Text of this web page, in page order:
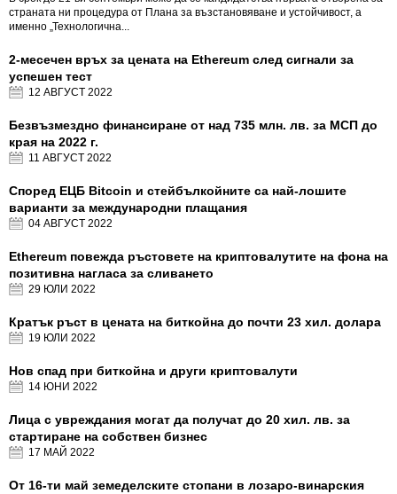
страната ни процедура от Плана за възстановяване и устойчивост, а
именно „Технологична...
2-месечен връх за цената на Ethereum след сигнали за
успешен тест
12 АВГУСТ 2022
Безвъзмездно финансиране от над 735 млн. лв. за МСП до
края на 2022 г.
11 АВГУСТ 2022
Според ЕЦБ Bitcoin и стейбълкойните са най-лошите
варианти за международни плащания
04 АВГУСТ 2022
Ethereum повежда ръстовете на криптовалутите на фона на
позитивна нагласа за сливането
29 ЮЛИ 2022
Кратък ръст в цената на биткойна до почти 23 хил. долара
19 ЮЛИ 2022
Нов спад при биткойна и други криптовалути
14 ЮНИ 2022
Лица с увреждания могат да получат до 20 хил. лв. за
стартиране на собствен бизнес
17 МАЙ 2022
От 16-ти май земеделските стопани в лозаро-винарския